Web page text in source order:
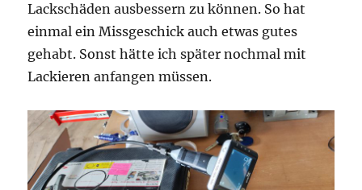
Lackschäden ausbessern zu können. So hat
einmal ein Missgeschick auch etwas gutes
gehabt. Sonst hätte ich später nochmal mit
Lackieren anfangen müssen.